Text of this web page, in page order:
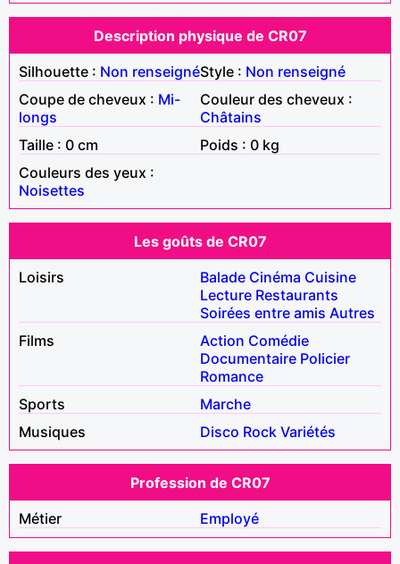
Description physique de CR07
Silhouette : Non renseignéStyle : Non renseigné
Coupe de cheveux : Mi-
longs
Couleur des cheveux :
Châtains
Taille : 0 cm
Poids : 0 kg
Couleurs des yeux :
Noisettes
Les goûts de CR07
Loisirs
Balade Cinéma Cuisine
Lecture Restaurants
Soirées entre amis Autres
Films
Action Comédie
Documentaire Policier
Romance
Sports
Marche
Musiques
Disco Rock Variétés
Profession de CR07
Métier
Employé